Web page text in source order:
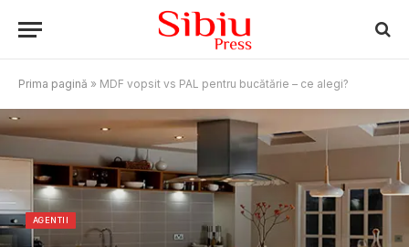
Prima pagină » MDF vopsit vs PAL pentru bucătărie – ce alegi?
AGENTII